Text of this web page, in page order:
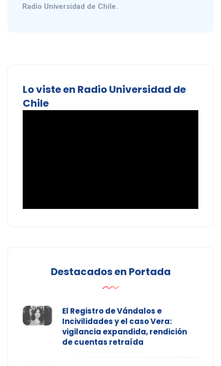
Radio Universidad de Chile.
Lo viste en Radio Universidad de
Chile
Destacados en Portada
El Registro de Vándalos e
Incivilidades y el caso Vera:
vigilancia expandida, rendición
de cuentas retraída